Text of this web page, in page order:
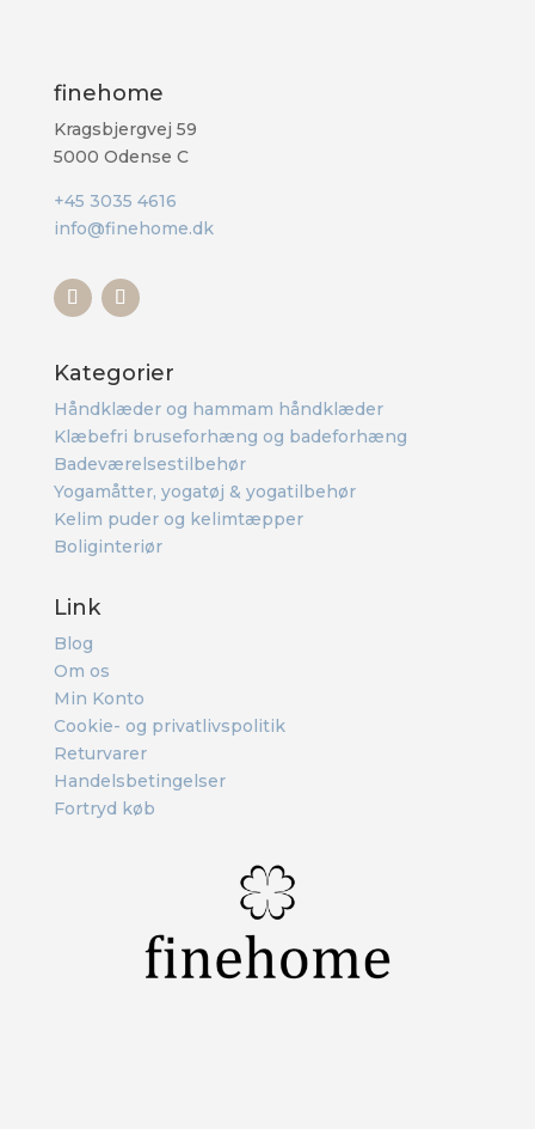
finehome
Kragsbjergvej 59
5000 Odense C
+45 3035 4616
info@finehome.dk
Kategorier
Håndklæder og hammam håndklæder
Klæbefri bruseforhæng og badeforhæng
Badeværelsestilbehør
Yogamåtter, yogatøj & yogatilbehør
Kelim puder og kelimtæpper
Boliginteriør
Link
Blog
Om os
Min Konto
Cookie- og privatlivspolitik
Returvarer
Handelsbetingelser
Fortryd køb